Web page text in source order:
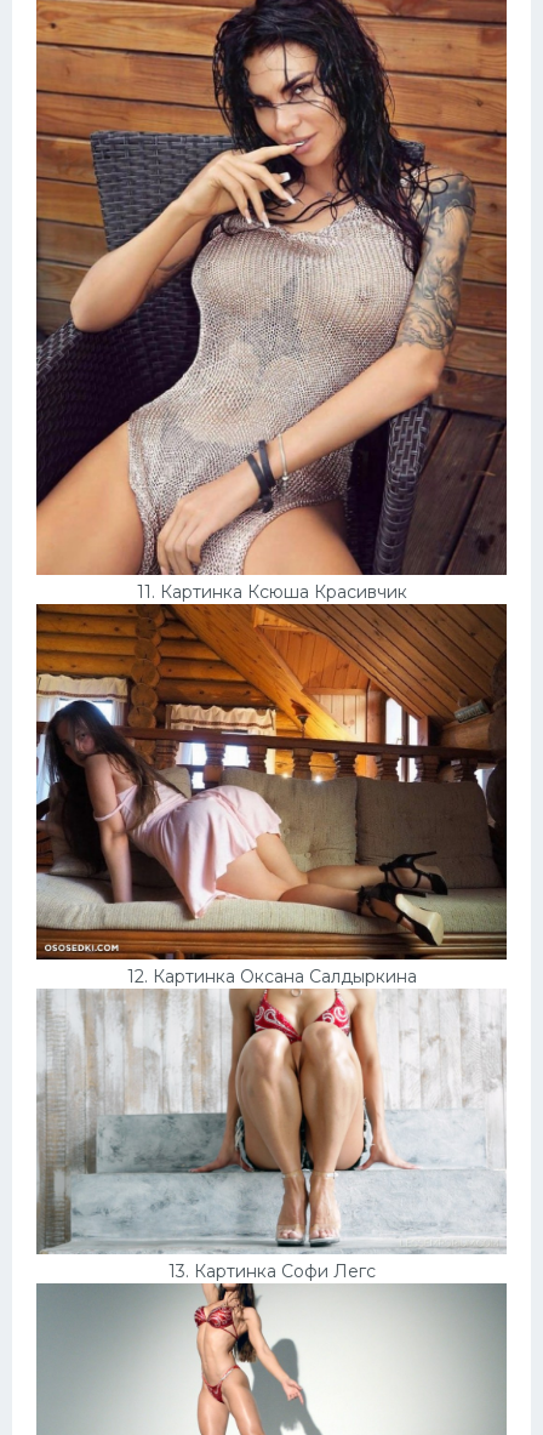
11. Картинка Ксюша Красивчик
12. Картинка Оксана Салдыркина
13. Картинка Софи Легс